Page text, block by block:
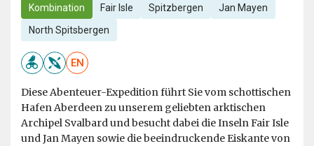
Kombination Fair Isle Spitzbergen Jan Mayen
North Spitsbergen
EN
Diese Abenteuer-Expedition führt Sie vom schottischen
Hafen Aberdeen zu unserem geliebten arktischen
Archipel Svalbard und besucht dabei die Inseln Fair Isle
und Jan Mayen sowie die beeindruckende Eiskante von